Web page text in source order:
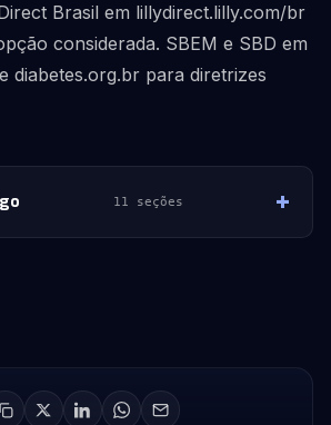
Brasil em lillydirect.lilly.com/br
considerada. SBEM e SBD em
diabetes.org.br para diretrizes
11 seções